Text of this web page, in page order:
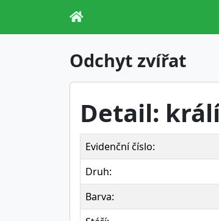
Odchyt zvířat
Detail:
Evidenční číslo:
Druh:
Barva: